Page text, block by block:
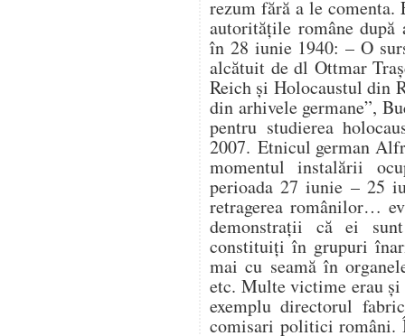
rezum fără a le comenta.
autoritățile române după
în 28 iunie 1940: – O
alcătuit de dl Ottmar
Reich și Holocaustul din
din arhivele germane”,
pentru studierea
2007. Etnicul german
momentul instalării
perioada 27 iunie – 25
retragerea românilor…
demonstrații că ei
constituiți în grupuri
mai cu seamă în
etc. Multe victime erau
exemplu directorul
comisari politici români.